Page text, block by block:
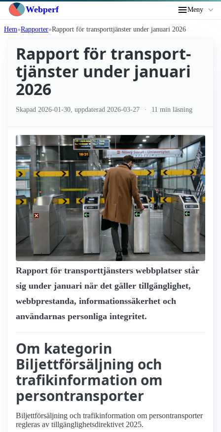
Webperf Meny
Hem Rapporter Rapport för transport­tjänster under januari 2026
Rapport för transport­
tjänster under januari
2026
Skapad 2026-01-30 , uppdaterad 2026-03-27 11 min läsning
Rapport för transport­tjänsters webbplatser står
sig under januari när det gäller tillgänglighet,
webbprestanda, informationssäkerhet och
användarnas personliga integritet.
Om kategorin
Biljettförsäljning och
trafikinformation om
persontransporter
Biljettförsäljning och trafikinformation om persontransporter
regleras av tillgänglighetsdirektivet 2025.